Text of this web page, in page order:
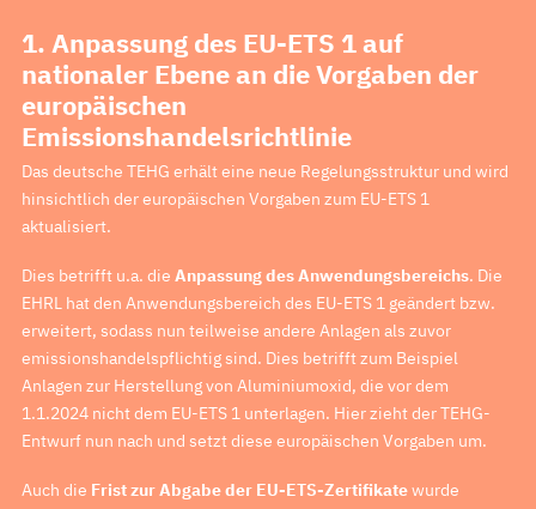
1. Anpassung des EU-ETS 1 auf
nationaler Ebene an die Vorgaben der
europäischen
Emissionshandelsrichtlinie
Das deutsche TEHG erhält eine neue Regelungsstruktur und wird
hinsichtlich der europäischen Vorgaben zum EU-ETS 1
aktualisiert.
Dies betrifft u.a. die Anpassung des Anwendungsbereichs. Die
EHRL hat den Anwendungsbereich des EU-ETS 1 geändert bzw.
erweitert, sodass nun teilweise andere Anlagen als zuvor
emissionshandelspflichtig sind. Dies betrifft zum Beispiel
Anlagen zur Herstellung von Aluminiumoxid, die vor dem
1.1.2024 nicht dem EU-ETS 1 unterlagen. Hier zieht der TEHG-
Entwurf nun nach und setzt diese europäischen Vorgaben um.
Auch die Frist zur Abgabe der EU-ETS-Zertifikatewurde